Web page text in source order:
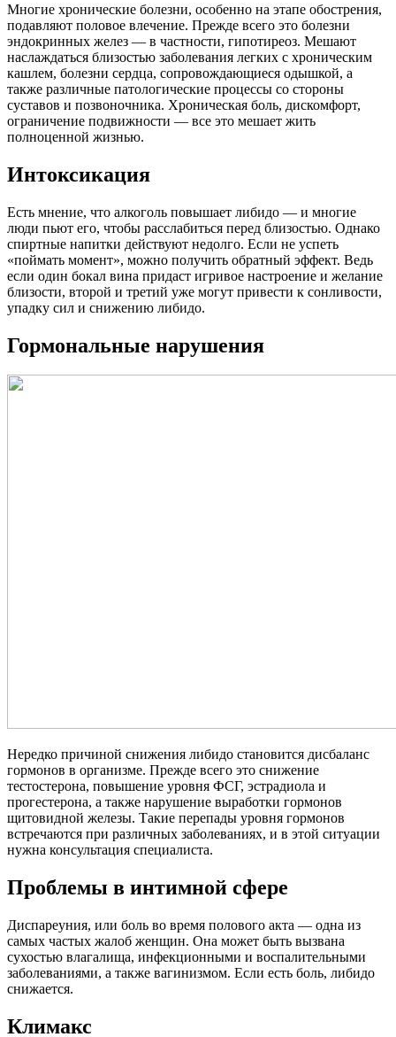
Многие хронические болезни, особенно на этапе обострения,
подавляют половое влечение. Прежде всего это болезни
эндокринных желез — в частности, гипотиреоз. Мешают
наслаждаться близостью заболевания легких с хроническим
кашлем, болезни сердца, сопровождающиеся одышкой, а
также различные патологические процессы со стороны
суставов и позвоночника. Хроническая боль, дискомфорт,
ограничение подвижности — все это мешает жить
полноценной жизнью.
Интоксикация
Есть мнение, что алкоголь повышает либидо — и многие
люди пьют его, чтобы расслабиться перед близостью. Однако
спиртные напитки действуют недолго. Если не успеть
«поймать момент», можно получить обратный эффект. Ведь
если один бокал вина придаст игривое настроение и желание
близости, второй и третий уже могут привести к сонливости,
упадку сил и снижению либидо.
Гормональные нарушения
Нередко причиной снижения либидо становится дисбаланс
гормонов в организме. Прежде всего это снижение
тестостерона, повышение уровня ФСГ, эстрадиола и
прогестерона, а также нарушение выработки гормонов
щитовидной железы. Такие перепады уровня гормонов
встречаются при различных заболеваниях, и в этой ситуации
нужна консультация специалиста.
Проблемы в интимной сфере
Диспареуния, или боль во время полового акта — одна из
самых частых жалоб женщин. Она может быть вызвана
сухостью влагалища, инфекционными и воспалительными
заболеваниями, а также вагинизмом. Если есть боль, либидо
снижается.
Климакс